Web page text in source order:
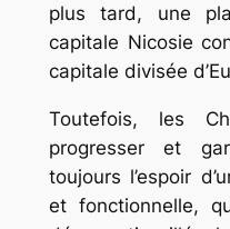
plus tard, une
capitale Nicosie
capitale divisée
Toutefois, les
progresser et
toujours l’espoir
et fonctionnelle,